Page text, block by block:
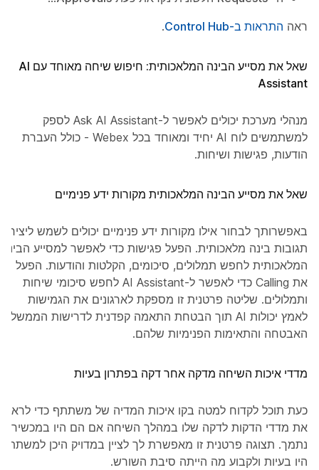
ראה התראות ב-Control Hub .
שאל את מסייע הבינה המלאכותית: חיפוש שיחה מאוחד עם AI
Assistant
מנהלי מערכת יכולים לאפשר ל-Ask AI Assistant לספק
למשתמשים לוח AI יחיד ומאוחד בכל Webex - כולל העברת
הודעות, פגישות ושיחות.
שאל את מסייע הבינה המלאכותית מקורות ידע פנימיים
באפשרותך לבחור אילו מקורות ידע פנימיים יכולים לשמש ליצירת
תגובות בינה מלאכותית. הפעל פגישות כדי לאפשר למסייע הבינה
המלאכותית לחפש תמלולים, סיכומים, הקלטות והודעות. הפעל
את Calling כדי לאפשר ל-AI Assistant לחפש סיכומי שיחות
ותמלולים. שליטה פרטנית זו מספקת לארגונים את הגמישות
לאמץ יכולות AI תוך הבטחת התאמה קפדנית לדרישות הממשל,
האבטחה והתאימות הפנימיות שלהם.
מדדי איכות השיחה מדקה אחר דקה בפתרון בעיות
כעת תוכל לקדוח למטה בקו איכות המדיה של משתתף כדי לראות
את מדדי הדקות לדקה שלו במהלך השיחה אם הם היו במכשיר
נתמך. תצוגה פרטנית זו מאפשרת לך לציין במדויק היכן למשתתף
היו בעיות ולקבוע מה הייתה סיבת השורש.